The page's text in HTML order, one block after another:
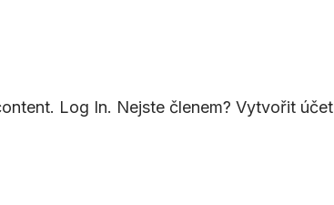
Log In. Nejste členem? Vytvořit účet